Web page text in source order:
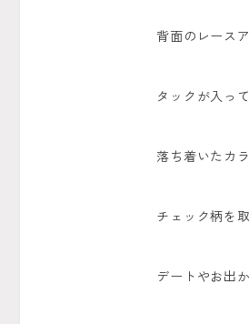
背面のレース
タックが入っ
落ち着いたカ
チェック柄を
デートやお出